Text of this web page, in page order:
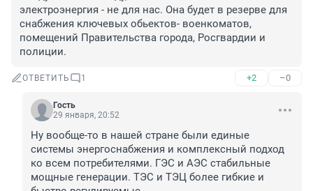
электроэнергия - не для нас. Она будет в резерве для
снабжения ключевых обьектов- военкоматов,
помещений Правительства города, Росгвардии и
полиции.
ОТВЕТИТЬ 1 +2 –0
Гость
29 января, 20:52
Ну вообще-то в нашей стране были единые
системы энергоснабжения и комплексный подход
ко всем потребителями. ГЭС и АЭС стабильные
мощные генерации. ТЭС и ТЭЦ более гибкие и